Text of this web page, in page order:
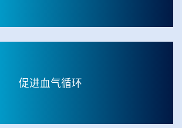
促进血气循环